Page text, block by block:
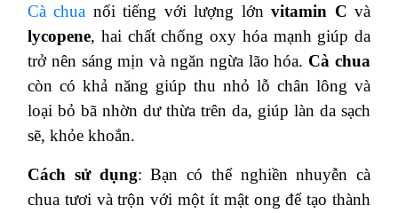
Cà chua nổi tiếng với lượng lớnvitamin C và
lycopene, hai chất chống oxy hóa mạnh giúp da
trở nên sáng mịn và ngăn ngừa lão hóa. Cà chua
còn có khả năng giúp thu nhỏ lỗ chân lông và
loại bỏ bã nhờn dư thừa trên da, giúp làn da sạch
sẽ, khỏe khoắn.
Cách sử dụng: Bạn có thể nghiền nhuyễn cà
chua tươi và trộn với một ít mật ong để tạo thành